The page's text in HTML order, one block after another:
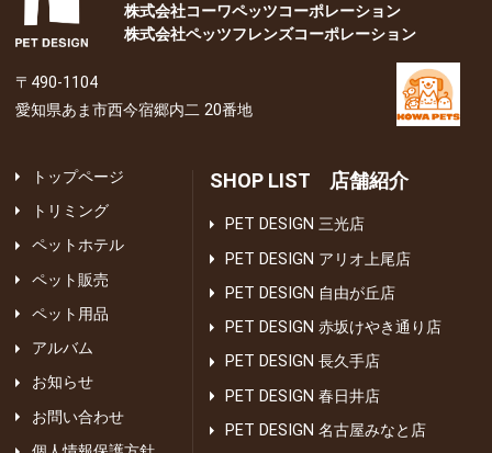
株式会社コーワペッツコーポレーション
株式会社ペッツフレンズコーポレーション
〒490-1104
愛知県あま市西今宿郷内二 20番地
トップページ
トリミング
ペットホテル
ペット販売
ペット用品
アルバム
お知らせ
お問い合わせ
SHOP LIST 店舗紹介
PET DESIGN 三光店
PET DESIGN アリオ上尾店
PET DESIGN 自由が丘店
PET DESIGN 赤坂けやき通り店
PET DESIGN 長久手店
PET DESIGN 春日井店
PET DESIGN 名古屋みなと店